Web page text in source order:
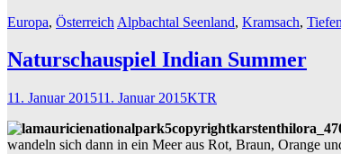
Europa, Österreich Alpbachtal Seenland, Kramsach,
Naturschauspiel Indian Summer
11. Januar 201511. Januar 2015KTR
wandeln sich dann in ein Meer aus Rot, Braun, Orange